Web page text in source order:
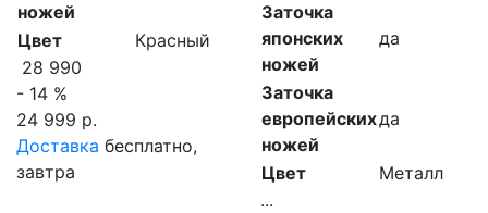
ножей
Цвет
Красный
28 990
- 14 %
24 999 р.
Доставка бесплатно,
завтра
Заточка
японских
ножей
да
Заточка
европейских
ножей
да
Цвет
Металл
...